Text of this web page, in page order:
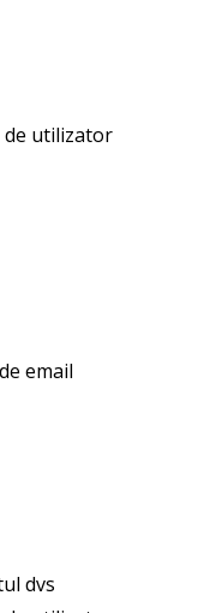
de utilizator
email
dvs